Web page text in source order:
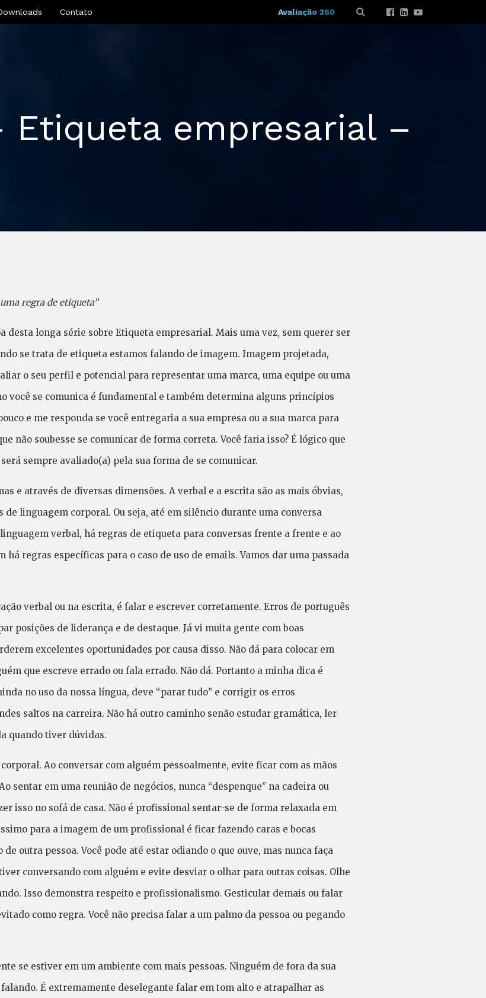
Avaliação 360
Contato
Etiqueta empresarial –
regra de etiqueta”
desta longa série sobre Etiqueta empresarial. Mais uma vez, sem querer ser
se trata de etiqueta estamos falando de imagem. Imagem projetada,
o seu perfil e potencial para representar uma marca, uma equipe ou uma
você se comunica é fundamental e também determina alguns princípios
e me responda se você entregaria a sua empresa ou a sua marca para
não soubesse se comunicar de forma correta. Você faria isso? É lógico que
sempre avaliado(a) pela sua forma de se comunicar.
e através de diversas dimensões. A verbal e a escrita são as mais óbvias,
de linguagem corporal. Ou seja, até em silêncio durante uma conversa
verbal, há regras de etiqueta para conversas frente a frente e ao
regras específicas para o caso de uso de emails. Vamos dar uma passada
verbal ou na escrita, é falar e escrever corretamente. Erros de português
posições de liderança e de destaque. Já vi muita gente com boas
excelentes oportunidades por causa disso. Não dá para colocar em
que escreve errado ou fala errado. Não dá. Portanto a minha dica é
no uso da nossa língua, deve “parar tudo” e corrigir os erros
saltos na carreira. Não há outro caminho senão estudar gramática, ler
quando tiver dúvidas.
Ao conversar com alguém pessoalmente, evite ficar com as mãos
sentar em uma reunião de negócios, nunca “despenque” na cadeira ou
isso no sofá de casa. Não é profissional sentar-se de forma relaxada em
para a imagem de um profissional é ficar fazendo caras e bocas
outra pessoa. Você pode até estar odiando o que ouve, mas nunca faça
conversando com alguém e evite desviar o olhar para outras coisas. Olhe
Isso demonstra respeito e profissionalismo. Gesticular demais ou falar
como regra. Você não precisa falar a um palmo da pessoa ou pegando
se estiver em um ambiente com mais pessoas. Ninguém de fora da sua
É extremamente deselegante falar em tom alto e atrapalhar as